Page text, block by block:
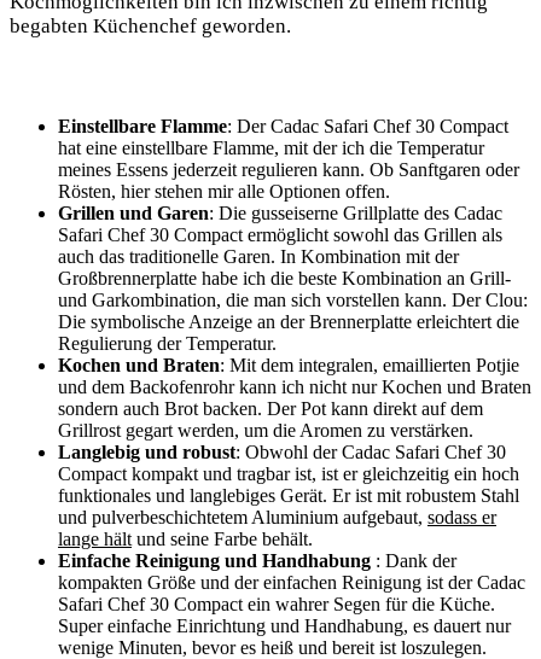
begabten Küchenchef geworden.
Einstellbare Flamme: Der Cadac Safari Chef 30 ⁤Compact
hat⁤ eine einstellbare Flamme,⁢ mit der ich⁣ die Temperatur
meines ​Essens⁢ jederzeit regulieren ‌kann. Ob Sanftgaren oder
⁤Rösten,⁣ hier⁣ stehen mir alle Optionen offen.
Grillen und Garen: Die gusseiserne Grillplatte des Cadac ​
Safari Chef 30 ⁢Compact ermöglicht sowohl das Grillen als
auch das traditionelle Garen. In Kombination mit der
Großbrennerplatte‌ habe ich die beste Kombination an Grill-
und Garkombination, die man sich vorstellen kann.⁢ Der Clou:
Die symbolische ⁤Anzeige an der Brennerplatte erleichtert ‍die
Regulierung der ​Temperatur.
Kochen und Braten: Mit dem integralen, emaillierten Potjie
und‌ dem Backofenrohr kann ich nicht nur Kochen‍ und Braten
⁤sondern auch Brot​ backen. Der⁤ Pot kann direkt auf dem
Grillrost gegart werden, um die Aromen zu verstärken.
Langlebig und robust: Obwohl der Cadac⁤ Safari Chef 30
Compact kompakt und tragbar‍ ist, ist ⁢er gleichzeitig ein hoch
funktionales und langlebiges Gerät. Er ‌ist mit robustem ⁢Stahl
und pulverbeschichtetem Aluminium aufgebaut, sodass er
lange hält und seine Farbe behält.
Einfache Reinigung und Handhabung : Dank der
⁢kompakten Größe und der einfachen Reinigung ist der Cadac
Safari Chef 30 Compact ein wahrer Segen für die Küche.
Super einfache Einrichtung und Handhabung, es dauert nur
wenige Minuten, bevor ⁤es heiß und bereit ist loszulegen. ‍